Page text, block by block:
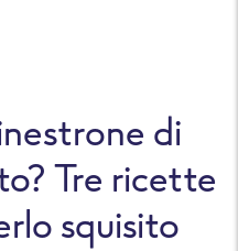
di
Tre ricette
squisito